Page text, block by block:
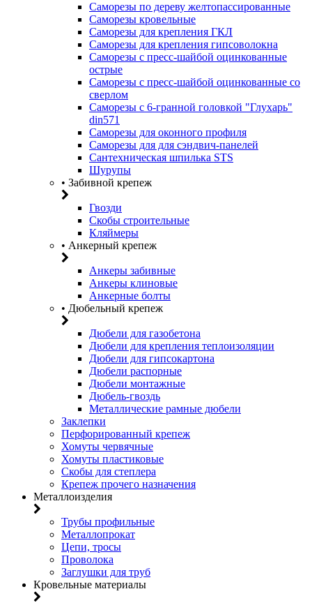
Саморезы по дереву желтопассированные
Саморезы кровельные
Саморезы для крепления ГКЛ
Саморезы для крепления гипсоволокна
Саморезы с пресс-шайбой оцинкованные
острые
Саморезы с пресс-шайбой оцинкованные со
сверлом
Саморезы с 6-гранной головкой "Глухарь"
din571
Саморезы для оконного профиля
Саморезы для для сэндвич-панелей
Сантехническая шпилька STS
Шурупы
• Забивной крепеж
Гвозди
Скобы строительные
Кляймеры
• Анкерный крепеж
Анкеры забивные
Анкеры клиновые
Анкерные болты
• Дюбельный крепеж
Дюбели для газобетона
Дюбели для крепления теплоизоляции
Дюбели для гипсокартона
Дюбели распорные
Дюбели монтажные
Дюбель-гвоздь
Металлические рамные дюбели
Заклепки
Перфорированный крепеж
Хомуты червячные
Хомуты пластиковые
Скобы для степлера
Крепеж прочего назначения
Металлоизделия
Трубы профильные
Металлопрокат
Цепи, тросы
Проволока
Заглушки для труб
Кровельные материалы